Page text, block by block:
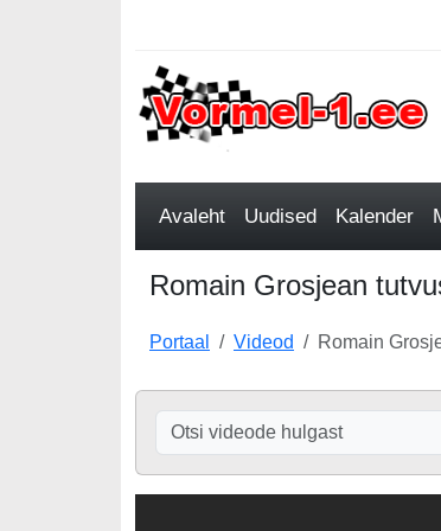
Avaleht Uudised Kalender
Romain Grosjean
Portaal Videod Romain